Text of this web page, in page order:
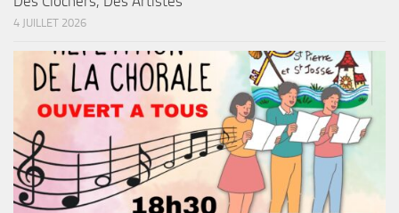
4 JUILLET 2026